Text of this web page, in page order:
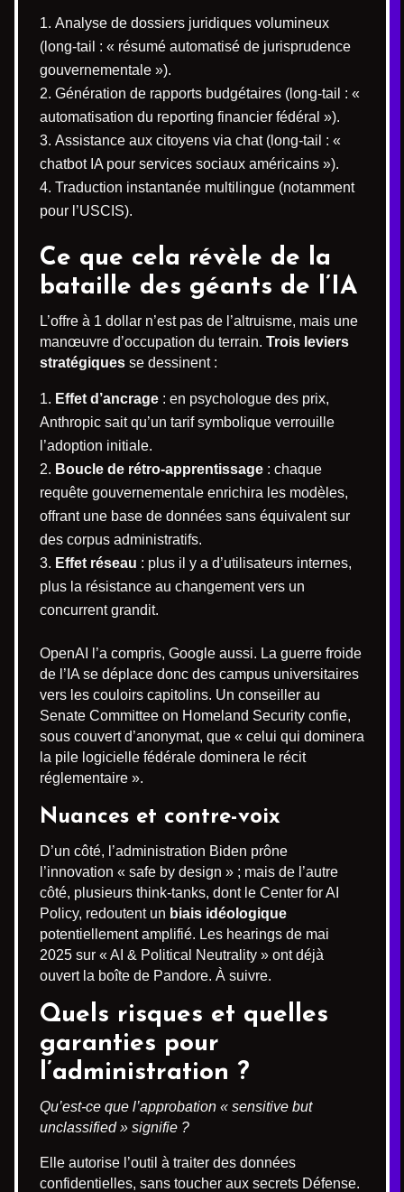
Analyse de dossiers juridiques volumineux
(long-tail : « résumé automatisé de jurisprudence
gouvernementale »).
Génération de rapports budgétaires (long-tail : «
automatisation du reporting financier fédéral »).
Assistance aux citoyens via chat (long-tail : «
chatbot IA pour services sociaux américains »).
Traduction instantanée multilingue (notamment
pour l’USCIS).
Ce que cela révèle de la
bataille des géants de l’IA
L’offre à 1 dollar n’est pas de l’altruisme, mais une
manœuvre d’occupation du terrain. Trois leviers
stratégiques se dessinent :
Effet d’ancrage : en psychologue des prix,
Anthropic sait qu’un tarif symbolique verrouille
l’adoption initiale.
Boucle de rétro-apprentissage : chaque
requête gouvernementale enrichira les modèles,
offrant une base de données sans équivalent sur
des corpus administratifs.
Effet réseau : plus il y a d’utilisateurs internes,
plus la résistance au changement vers un
concurrent grandit.
OpenAI l’a compris, Google aussi. La guerre froide
de l’IA se déplace donc des campus universitaires
vers les couloirs capitolins. Un conseiller au
Senate Committee on Homeland Security confie,
sous couvert d’anonymat, que « celui qui dominera
la pile logicielle fédérale dominera le récit
réglementaire ».
Nuances et contre-voix
D’un côté, l’administration Biden prône
l’innovation « safe by design » ; mais de l’autre
côté, plusieurs think-tanks, dont le Center for AI
Policy, redoutent un biais idéologique
potentiellement amplifié. Les hearings de mai
2025 sur « AI & Political Neutrality » ont déjà
ouvert la boîte de Pandore. À suivre.
Quels risques et quelles
garanties pour
l’administration ?
Qu’est-ce que l’approbation « sensitive but
unclassified » signifie ?
Elle autorise l’outil à traiter des données
confidentielles, sans toucher aux secrets Défense.